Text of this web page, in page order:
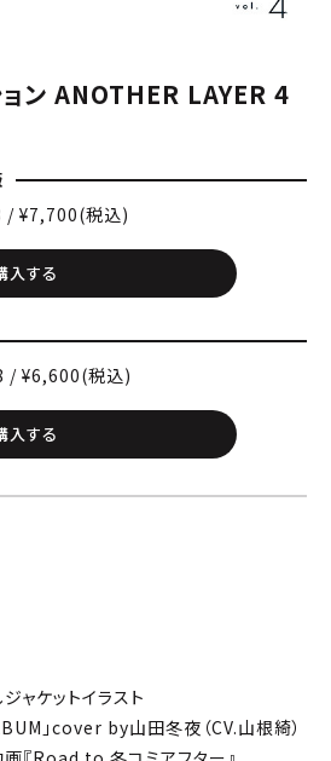
ン ANOTHER LAYER 4
/ ¥7,700(税込)
入する
/ ¥6,600(税込)
入する
ャケットイラスト
」cover by山田冬夜（CV.山根綺）